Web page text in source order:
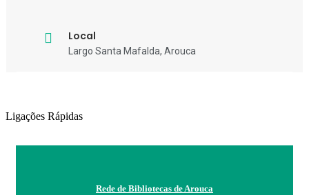
Local
Largo Santa Mafalda, Arouca
Ligações Rápidas
Rede de Bibliotecas de Arouca